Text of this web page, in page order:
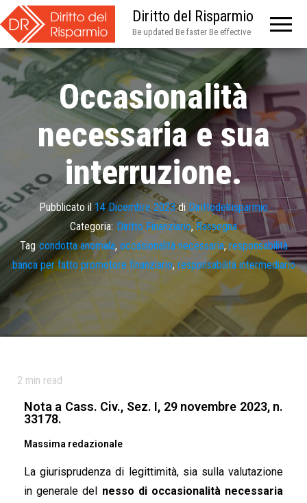
Diritto del Risparmio
Be updated Be faster Be effective
Occasionalità
necessaria e sua
interruzione.
Pubblicato il14 Dicembre 2023di Dirittodelrisparmio
Categoria: Diritto Finanziario, Rassegna
Tag condotta anomala, occasionalità necessaria, responsabilità
banca per fatto promotore finanziario,responsabilità intermediario
2 min read
Nota a Cass. Civ., Sez. I, 29 novembre 2023, n.
33178.
Massima redazionale
La giurisprudenza di legittimità, sia sulla valutazione
in generale del nesso di occasionalità necessaria